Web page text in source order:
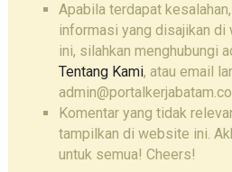
Apabila terdapat
informasi yang disajikan di
ini, silahkan menghubungi
Tentang Kami, atau email
Komentar yang tidak
tampilkan di website ini.
untuk semua! Cheers!